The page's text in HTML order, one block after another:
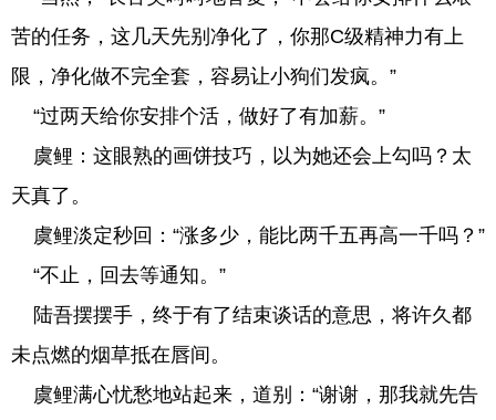
苦的任务，这几天先别净化了，你那C级精神力有上
限，净化做不完全套，容易让小狗们发疯。”
“过两天给你安排个活，做好了有加薪。”
虞鲤：这眼熟的画饼技巧，以为她还会上勾吗？太
天真了。
虞鲤淡定秒回：“涨多少，能比两千五再高一千吗？”
“不止，回去等通知。”
陆吾摆摆手，终于有了结束谈话的意思，将许久都
未点燃的烟草抵在唇间。
虞鲤满心忧愁地站起来，道别：“谢谢，那我就先告